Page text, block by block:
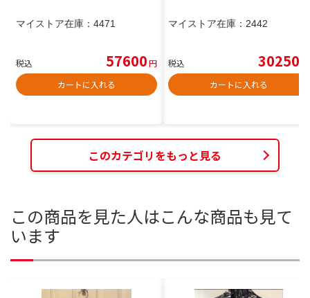
マイストア在庫： 4471
税込 57600円
カートに入れる
マイストア在庫： 2442
税込 30250
カートに入れる
このカテゴリをもっと見る
この商品を見た人はこんな商品も見て
います